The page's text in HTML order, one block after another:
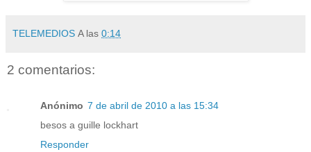
TELEMEDIOS A las 0:14
2 comentarios:
Anónimo 7 de abril de 2010 a las 15:34
besos a guille lockhart
Responder